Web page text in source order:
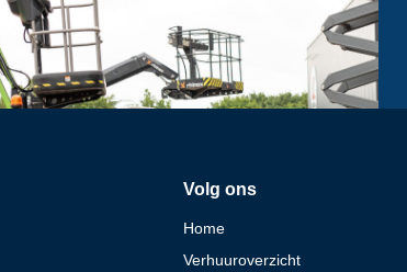
Volg ons
Home
Verhuuroverzicht